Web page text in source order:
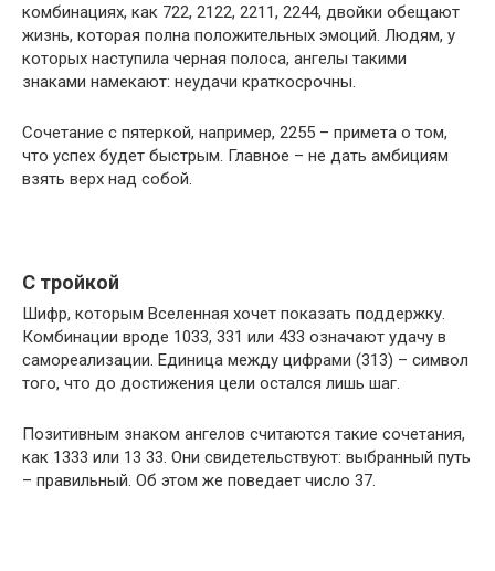
комбинациях, как 722, 2122, 2211, 2244, двойки обещают
жизнь, которая полна положительных эмоций. Людям, у
которых наступила черная полоса, ангелы такими
знаками намекают: неудачи краткосрочны.
Сочетание с пятеркой, например, 2255 – примета о том,
что успех будет быстрым. Главное – не дать амбициям
взять верх над собой.
С тройкой
Шифр, которым Вселенная хочет показать поддержку.
Комбинации вроде 1033, 331 или 433 означают удачу в
самореализации. Единица между цифрами (313) – символ
того, что до достижения цели остался лишь шаг.
Позитивным знаком ангелов считаются такие сочетания,
как 1333 или 13 33. Они свидетельствуют: выбранный путь
– правильный. Об этом же поведает число 37.